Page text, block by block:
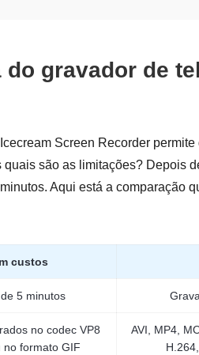
gravador de
Screen Recorder
são as limitações? Depois
Aqui está a comparação
custos
5 minutos
no codec VP8
no formato GIF
AVI, MP4,